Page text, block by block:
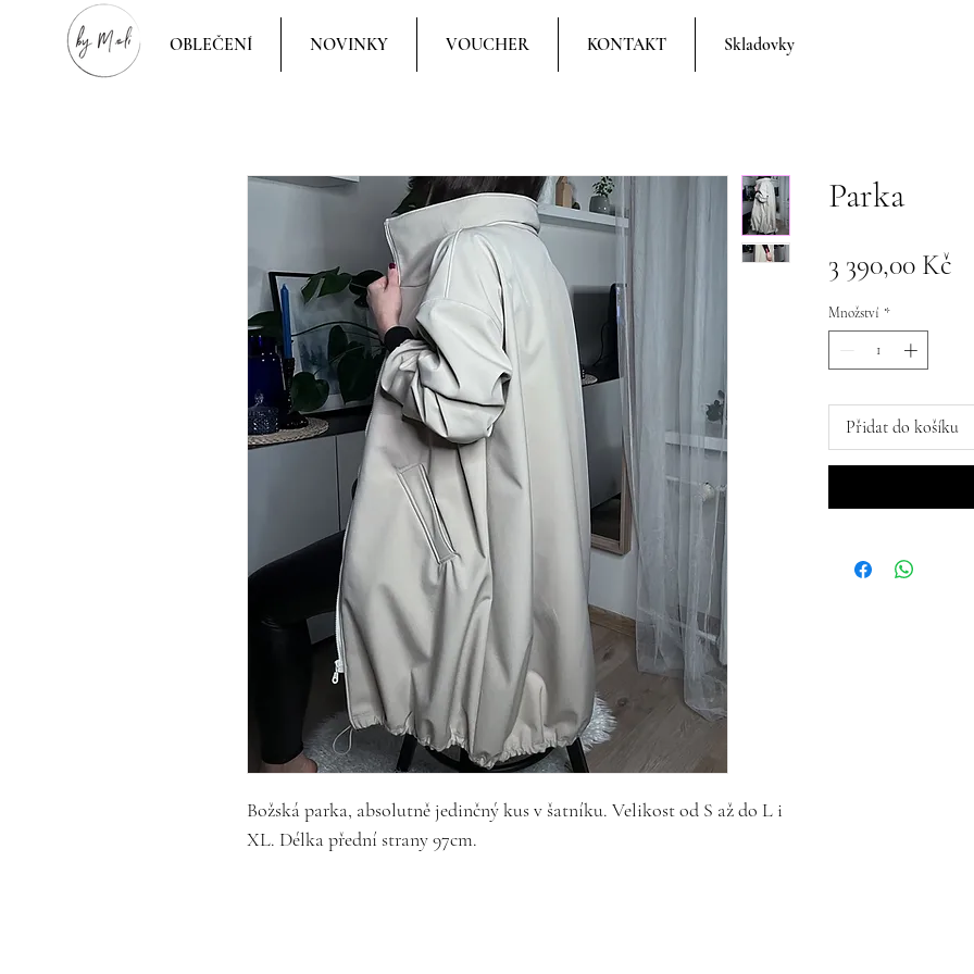
OBLEČENÍ NOVINKY VOUCHER KONTAKT Skladovky
Božská parka, absolutně jedinčný kus v šatníku. Velikost od S až do L i
XL. Délka přední strany 97cm.
Parka
3 390,00 Kč
Množství *
Přidat do košíku